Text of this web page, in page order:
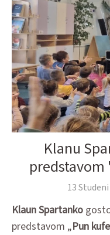
Klanu
13
Klaun Spartanko
predstavom „Pun